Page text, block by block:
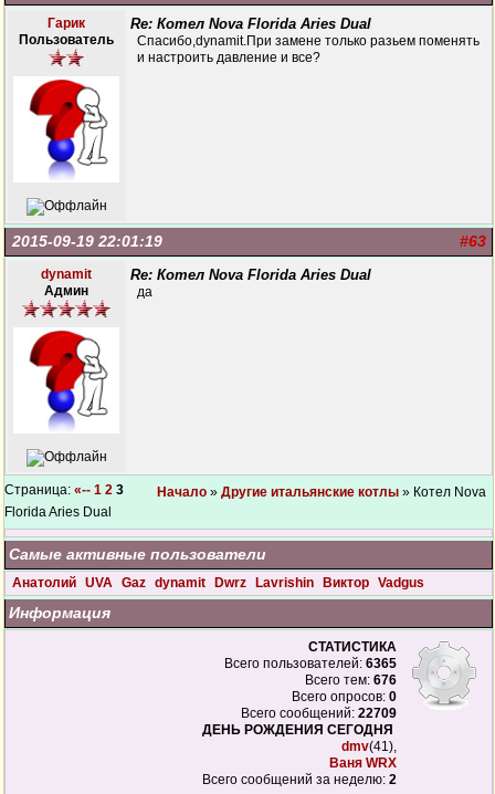
Гарик
Пользователь
Re: Котел Nova Florida Aries Dual
Спасибо,dynamit.При замене только разьем поменять
и настроить давление и все?
#63
2015-09-19 22:01:19
dynamit
Админ
Re: Котел Nova Florida Aries Dual
да
Страница: «-- 1 2 3 Начало » Другие итальянские котлы » Котел Nova
Florida Aries Dual
Самые активные пользователи
Анатолий UVA Gaz dynamit Dwrz Lavrishin Виктор Vadgus
Информация
СТАТИСТИКА
Всего пользователей: 6365
Всего тем: 676
Всего опросов: 0
Всего сообщений: 22709
ДЕНЬ РОЖДЕНИЯ СЕГОДНЯ
dmv(41),
Ваня WRX
Всего сообщений за неделю: 2